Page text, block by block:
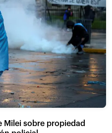
Milei sobre propiedad